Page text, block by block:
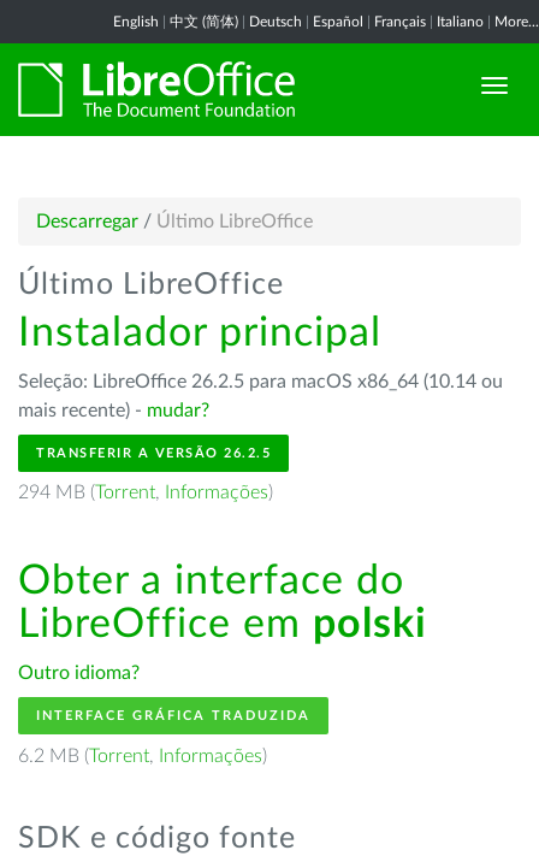
English 中文 (简体) Deutsch Español Français Italiano More...
Descarregar / Último LibreOffice
Último LibreOffice
Instalador principal
Seleção: LibreOffice 26.2.5 para macOS x86_64 (10.14 ou
mais recente) - mudar?
TRANSFERIR A VERSÃO 26.2.5
294 MB (Torrent, Informações)
Obter a interface do
LibreOffice em polski
Outro idioma?
INTERFACE GRÁFICA TRADUZIDA
6.2 MB (Torrent, Informações)
SDK e código fonte